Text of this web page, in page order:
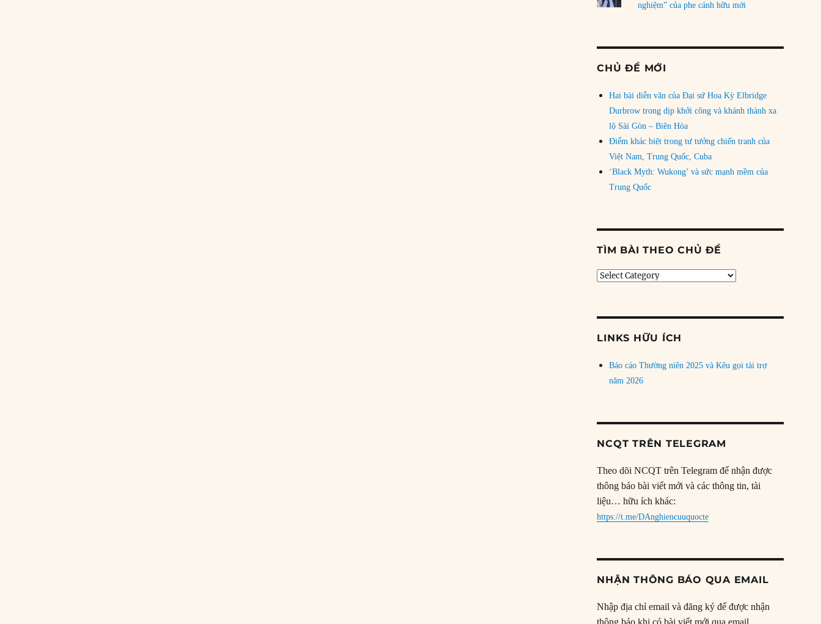
nghiệm” của phe cánh hữu mới
CHỦ ĐỀ MỚI
Hai bài diễn văn của Đại sứ Hoa Kỳ Elbridge
Durbrow trong dịp khởi công và khánh thành xa
lộ Sài Gòn – Biên Hòa
Điểm khác biệt trong tư tưởng chiến tranh của
Việt Nam, Trung Quốc, Cuba
‘Black Myth: Wukong’ và sức mạnh mềm của
Trung Quốc
TÌM BÀI THEO CHỦ ĐỀ
Tìm
LINKS HỮU ÍCH
Báo cáo Thường niên 2025 và Kêu gọi tài trợ
năm 2026
NCQT TRÊN TELEGRAM
Theo dõi NCQT trên Telegram để nhận được
thông báo bài viết mới và các thông tin, tài
liệu… hữu ích khác:
https://t.me/DAnghiencuuquocte
NHẬN THÔNG BÁO QUA EMAIL
Nhập địa chỉ email và đăng ký để được nhận